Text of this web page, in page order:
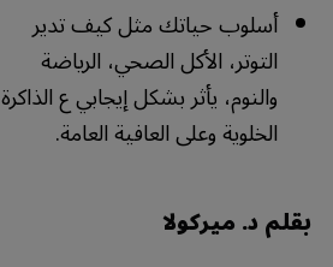
أسلوب حياتك مثل كيف تدير
التوتر، الأكل الصحي، الرياضة
والنوم، يأثر بشكل إيجابي ع الذاكرة
الخلوية وعلى العافية العامة.
بقلم د. ميركولا